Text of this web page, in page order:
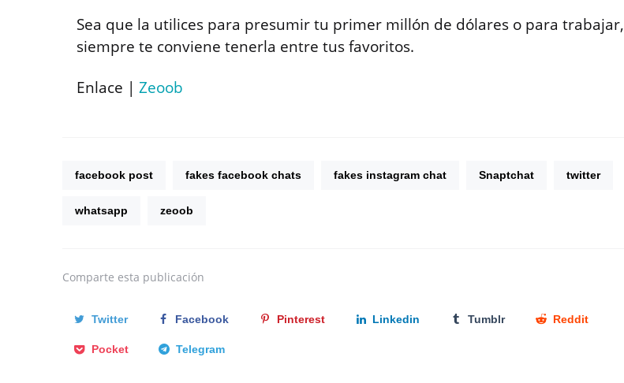
Sea que la utilices para presumir tu primer millón de dólares o para trabajar,
siempre te conviene tenerla entre tus favoritos.
Enlace | Zeoob
facebook post fakes facebook chats fakes instagram chat Snaptchat twitter
whatsapp zeoob
Comparte esta publicación
Twitter Facebook Pinterest Linkedin Tumblr Reddit
Pocket Telegram